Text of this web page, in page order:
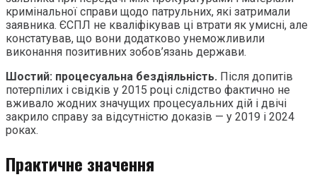
кримінальної справи щодо патрульних, які затримали
заявника. ЄСПЛ не кваліфікував ці втрати як умисні, але
констатував, що вони додатково унеможливили
виконання позитивних зобов’язань держави.
Шостий: процесуальна бездіяльність. Після допитів
потерпілих і свідків у 2015 році слідство фактично не
вживало жодних значущих процесуальних дій і двічі
закрило справу за відсутністю доказів — у 2019 і 2024
роках.
Практичне значення